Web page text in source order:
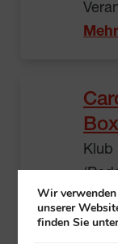
Klub
Wir
unserer
finden Sie